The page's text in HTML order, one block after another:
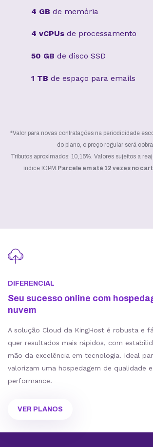
4 GB de memória
4 vCPUs de processamento
50 GB de disco SSD
1 TB de espaço para emails
*Valor para novas contratações na periodicidade
do plano, o preço regular será
Tributos aproximados: 10,15%. Valores sujeitos a
índice IGPM. Parcele em até 12 vezes no
DIFERENCIAL
Seu sucesso online com
nuvem
A solução Cloud da KingHost é robusta e
quer resultados mais rápidos, com
mão da excelência em tecnologia. Ideal
valorizam uma hospedagem de qualidade
performance.
VER PLANOS